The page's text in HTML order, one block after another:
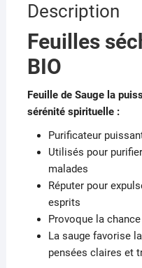
o
o
k
o
n
Description
Feuilles
BIO
Feuille de Sauge la
sérénité spirituelle :
Purificateur
Utilisés pour
malades
Réputer pour
esprits
Provoque la
La sauge favorise
pensées claires et